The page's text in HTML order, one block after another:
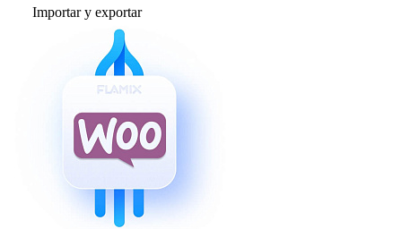
Importar y exportar